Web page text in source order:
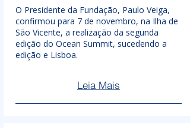
O Presidente da Fundação, Paulo Veiga,
confirmou para 7 de novembro, na Ilha de
São Vicente, a realização da segunda
edição do Ocean Summit, sucedendo a
edição e Lisboa.
Leia Mais